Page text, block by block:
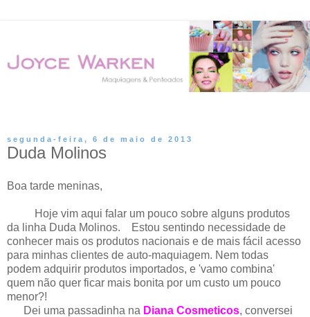
segunda-feira, 6 de maio de 2013
Duda Molinos
Boa tarde meninas,
Hoje vim aqui falar um pouco sobre alguns produtos
da linha Duda Molinos. Estou sentindo necessidade de
conhecer mais os produtos nacionais e de mais fácil acesso
para minhas clientes de auto-maquiagem. Nem todas
podem adquirir produtos importados, e 'vamo combina'
quem não quer ficar mais bonita por um custo um pouco
menor?!
Dei uma passadinha na Diana Cosmeticos, conversei